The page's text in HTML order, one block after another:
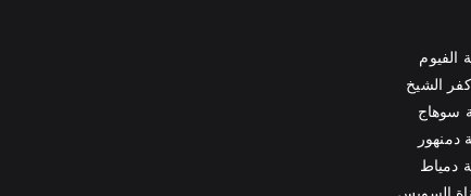
الفيوم
الشيخ
سوهاج
دمنهور
دمياط